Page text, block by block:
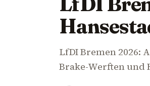
LfDI Bremen 2026:
Brake-Werften und